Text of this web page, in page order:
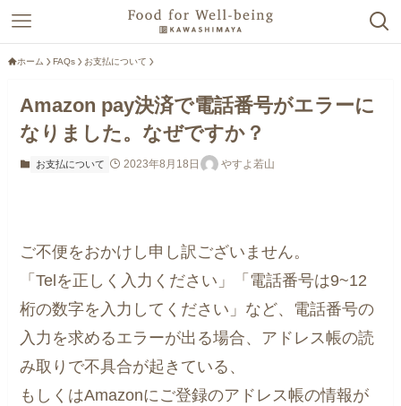
ホーム FAQs お支払について
Amazon pay決済で電話番号がエラーに
なりました。なぜですか？
お支払について 2023年8月18日 やすよ若山
ご不便をおかけし申し訳ございません。
「Telを正しく入力ください」「電話番号は9~12
桁の数字を入力してください」など、電話番号の
入力を求めるエラーが出る場合、アドレス帳の読
み取りで不具合が起きている、
もしくはAmazonにご登録のアドレス帳の情報が